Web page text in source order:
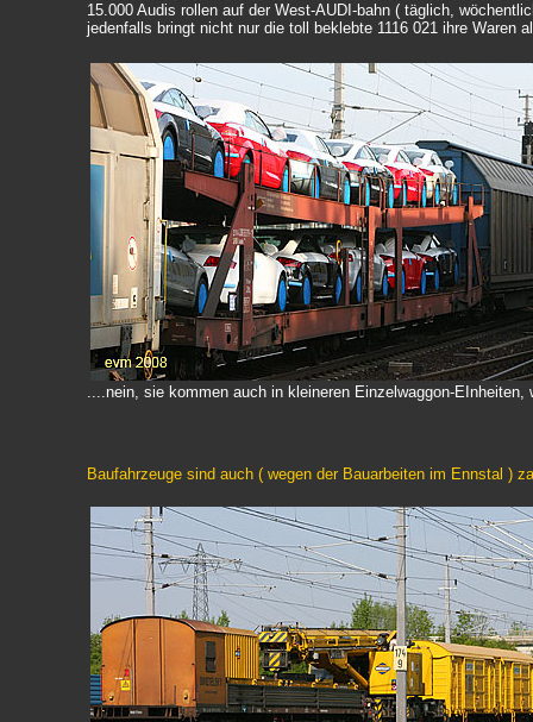
15.000 Audis rollen auf der West-AUDI-bahn ( täglich,
jedenfalls bringt nicht nur die toll beklebte 1116 021 ihre Waren
....nein, sie kommen auch in kleineren Einzelwaggon-EInheiten,
Baufahrzeuge sind auch ( wegen der Bauarbeiten im Ennstal )